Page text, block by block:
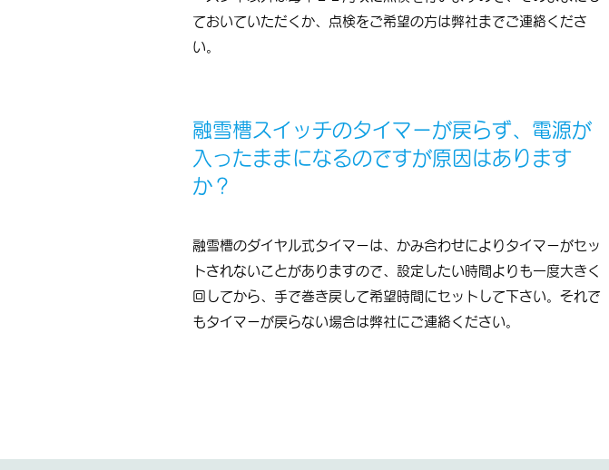
ておいていただくか、点検をご希望の方は弊社までご連絡くださ
い。
融雪槽スイッチのタイマーが戻らず、電源が
入ったままになるのですが原因はあります
か？
融雪槽のダイヤル式タイマーは、かみ合わせによりタイマーがセッ
トされないことがありますので、設定したい時間よりも一度大きく
回してから、手で巻き戻して希望時間にセットして下さい。それで
もタイマーが戻らない場合は弊社にご連絡ください。